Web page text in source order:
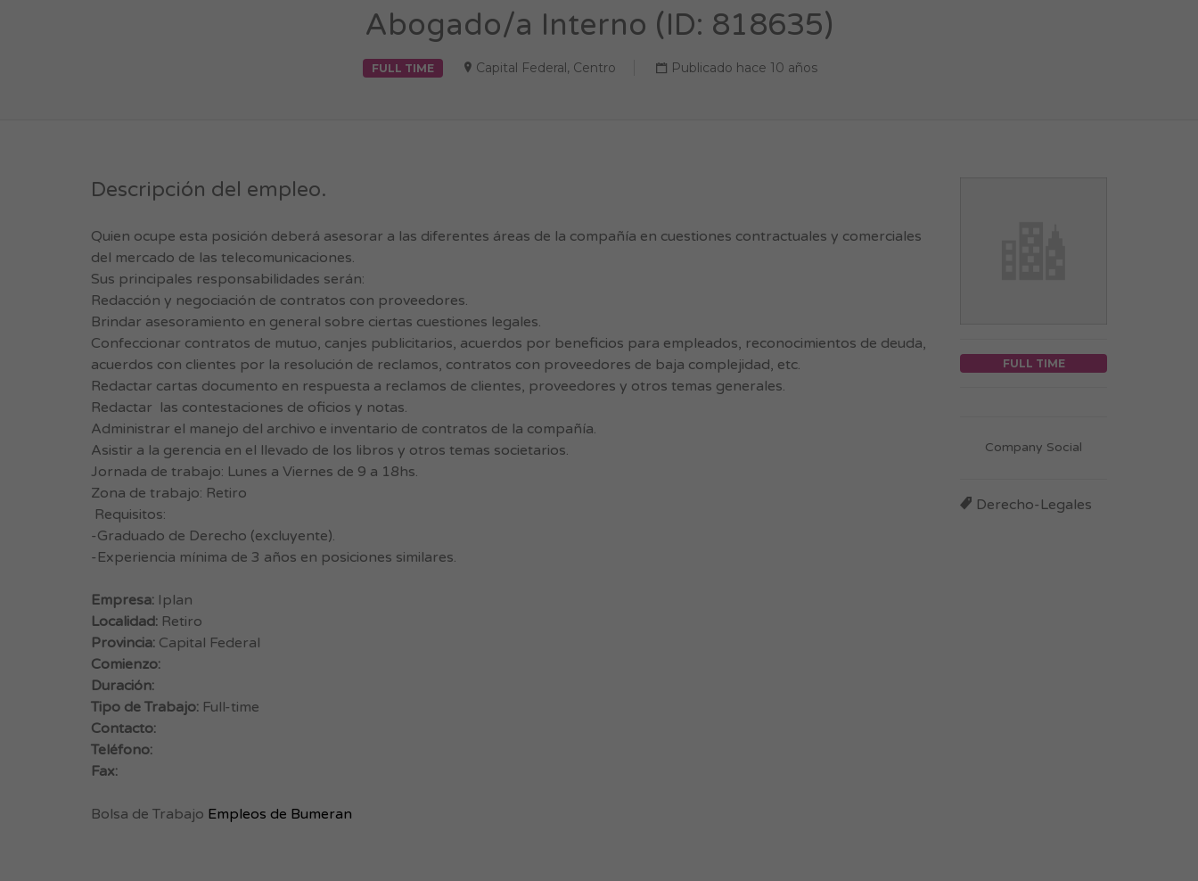
Abogado/a Interno (ID: 818635)
FULL TIME Capital Federal, Centro Publicado hace 10 años
Descripción del empleo.
Quien ocupe esta posición deberá asesorar a las diferentes áreas de la compañía en cuestiones contractuales y comerciales
del mercado de las telecomunicaciones.
Sus principales responsabilidades serán:
Redacción y negociación de contratos con proveedores.
Brindar asesoramiento en general sobre ciertas cuestiones legales.
Confeccionar contratos de mutuo, canjes publicitarios, acuerdos por beneficios para empleados, reconocimientos de deuda,
acuerdos con clientes por la resolución de reclamos, contratos con proveedores de baja complejidad, etc.
Redactar cartas documento en respuesta a reclamos de clientes, proveedores y otros temas generales.
Redactar las contestaciones de oficios y notas.
Administrar el manejo del archivo e inventario de contratos de la compañía.
Asistir a la gerencia en el llevado de los libros y otros temas societarios.
Jornada de trabajo: Lunes a Viernes de 9 a 18hs.
Zona de trabajo: Retiro
Requisitos:
-Graduado de Derecho (excluyente).
-Experiencia mínima de 3 años en posiciones similares.
Empresa: Iplan
Localidad: Retiro
Provincia: Capital Federal
Comienzo:
Duración:
Tipo de Trabajo: Full-time
Contacto:
Teléfono:
Fax:
Bolsa de Trabajo Empleos de Bumeran
FULL TIME
Company Social
Derecho-Legales